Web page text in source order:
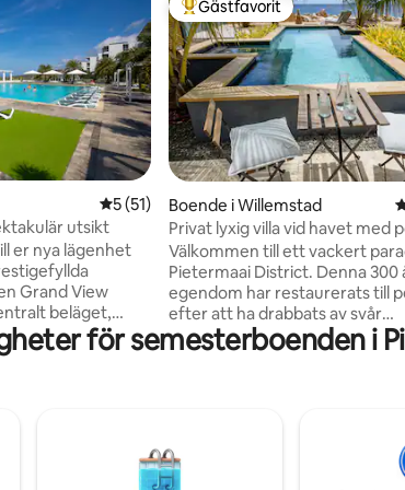
5 av 5 i genomsnittligt betyg, 51
5 (51)
utsikt
er nya lägenhet
Grand View
du kommer
Piscadera
plats dygnet runt.
av värdskap •
Populär gästfavorit
Gästfavorit
Boende i Willemstad
Privat lyxig villa vid havet med
Välkommen till ett vackert
Pietermaai District. Denna 300
egendom har restaurerats till
efter att ha drabbats av svår
försummelse. Den unika
inredningen har gjorts med
tid. Med en fantastisk utsikt
privat pool är villan idealisk för
bort från allt medan du
för semesterboenden i